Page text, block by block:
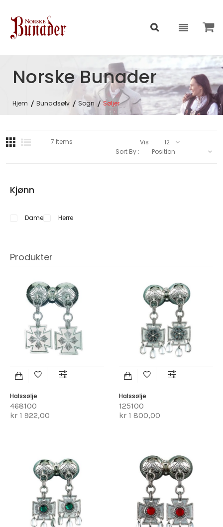
Norske Bunader
Hjem Bunadsølv Sogn Søljer
Kjønn
Dame Herre
Produkter
Halssølje
468100
kr 1 922,00
Halssølje
125100
kr 1 800,00
7 Items
Vis :
Sort By :